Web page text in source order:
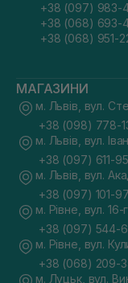
+38 (097) 983-
+38 (068) 693-
+38 (068) 951-
МАГАЗИНИ
м. Львів, вул.
+38 (098) 778-
м. Львів, вул.
+38 (097) 611-
м. Львів, вул.
+38 (097) 101-
м. Рівне, вул. 16-
+38 (097) 544-
м. Рівне, вул.
+38 (068) 209-
м. Луцьк, вул.